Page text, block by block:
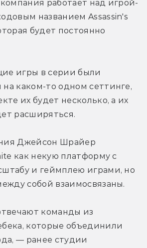
работает над игрой-
названием Assassin's
будет постоянно
игры в серии были
каком-то одном сеттинге,
их будет несколько, а их
расширяться.
Джейсон Шрайер
как некую платформу с
и геймплею играми, но
собой взаимосвязаны.
команды из
которые объединили
— ранее студии